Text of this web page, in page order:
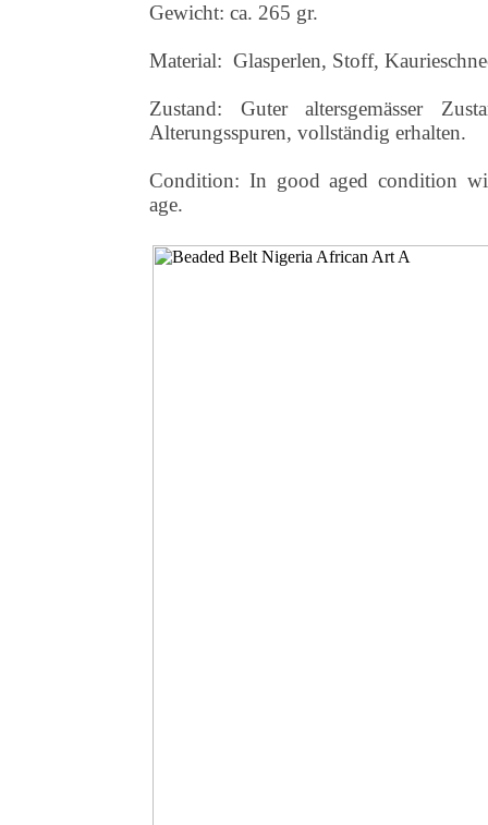
Gewicht: ca. 265 gr.
Material: Glasperlen, Stoff,
Zustand: Guter altersgemässer
Alterungsspuren, vollständig erhalten.
Condition: In good aged condition
age.